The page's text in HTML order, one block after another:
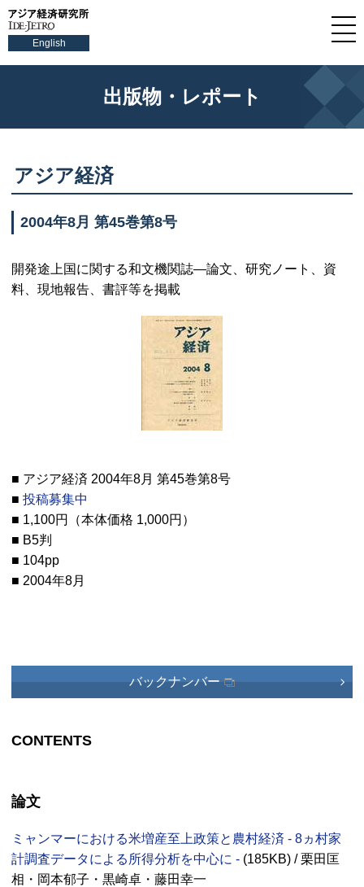
English
出版物・レポート
アジア経済
2004年8月 第45巻第8号
開発途上国に関する和文機関誌—論文、研究ノート、資
料、現地報告、書評等を掲載
■ アジア経済 2004年8月 第45巻第8号
■ 投稿募集中
■ 1,100円（本体価格 1,000円）
■ B5判
■ 104pp
■ 2004年8月
バックナンバー
CONTENTS
論文
ミャンマーにおける米増産至上政策と農村経済 - 8ヵ村家
計調査データによる所得分析を中心に - (185KB) / 栗田匡
相・岡本郁子・黒崎卓・藤田幸一